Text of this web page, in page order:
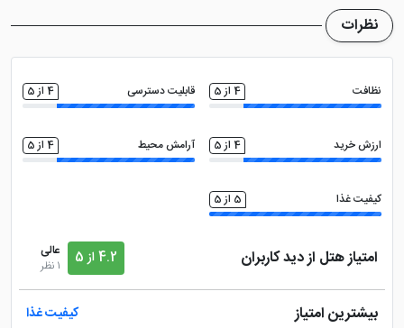
تلویزیون ال سی دی
نظرات
نظافت 4 از 5 قابلیت دسترسی 4 از 5
ارزش خرید 4 از 5 آرامش محیط 4 از 5
کیفیت غذا 5 از 5
امتیاز هتل از دید کاربران 4.2 از 5
عالی
1 نظر
بیشترین امتیاز کیفیت غذا